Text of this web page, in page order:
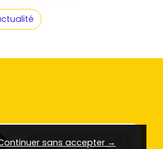
sans accepter →